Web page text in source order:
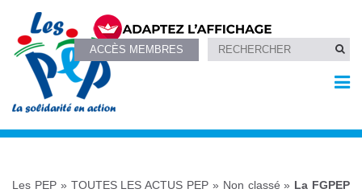
ACCÈS MEMBRES
Les PEP» TOUTES LES ACTUS PEP » Non classé » La FGPEP